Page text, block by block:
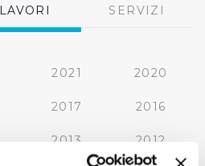
LAVORI SERVIZI
2021 2020
2017 2016
2013 2012